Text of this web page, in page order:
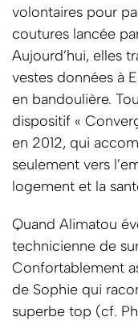
volontaires pour
coutures lancée
Aujourd’hui, elles
vestes données à
en bandoulière.
dispositif «
en 2012, qui
seulement vers
logement et la
Quand Alimatou
technicienne de
Confortablement
de Sophie qui
superbe top (cf.